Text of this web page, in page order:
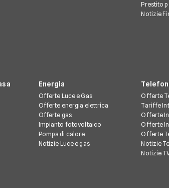
Prestito
Notizie
Energia
Offerte Luce e Gas
Offerte energia elettrica
Offerte gas
Impianto fotovoltaico
Pompa di calore
Notizie Luce e gas
Offerte
Tariffe
Offerte
Offerte
Offerte
Notizie
Notizie